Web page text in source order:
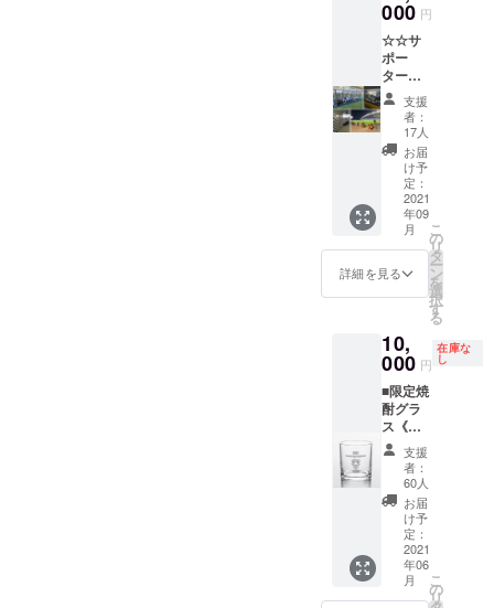
10cm×
高さ
12cm ※
ご支援
金額に
は送料
を含み
ます。
「備考
欄」に
ご記載
くださ
い。
特段の
記載が
ない場
合はご
本名を
掲出さ
せてい
ただき
ます。
【タオ
ルマフ
イズ】
幅
20cm×
長さ
110cm
※ご支援
金額に
は送料
を含み
ます。
に名前
を掲載
（ご支
援金額
によっ
てサイ
ズ変
更）
※2 ※1：
『選手
サイ
ン』
は、選
手の指
可 ※2：
ベスト
ム内/場
所/掲載
期間は
未定
スポン
サー
ボード
に掲出
するお
名前を
「備考
欄」に
ご記載
くださ
インポ
スト
カード
《クラ
ウド
ファン
ディン
グ限
定》
※1 特典
②・・
スポン
サー
ボード
に名前
を掲載
てサイ
ズ変
更）
※2 ※1：
『選手
サイ
ン』
は、選
手の指
定は不
可 ※2：
ベスト
電器ス
タジア
ム内/場
000 円
☆☆サ
ポー
ター・
地域の
皆さま
へ感謝
を込め
て特別
格！！
☆☆
■【1名
様から
催行】
スペ
シャル
ステー
ジツ
アー
《クラ
ウド
ファン
ディン
グ限
定》
★ホー
ムゲー
ム時の
ベスト
電器ス
タジア
支援
者：
17人
お届
け予
定：
2021
年09
月
詳細を見る
こ
の
リ
タ
ー
ン
を
選
択
す
る
10,
000 円
在庫な
し
■限定焼
酎グラ
ス《ク
ラウド
ファン
ディン
グ限
定》 特
①・・
【選手
直筆サ
イン入
支援
者：
60人
お届
け予
定：
2021
年06
月
こ
の
リ